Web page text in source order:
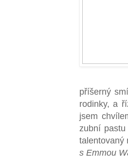
příšerný
rodinky, a
jsem
zubní
talentovaný
s Emmou